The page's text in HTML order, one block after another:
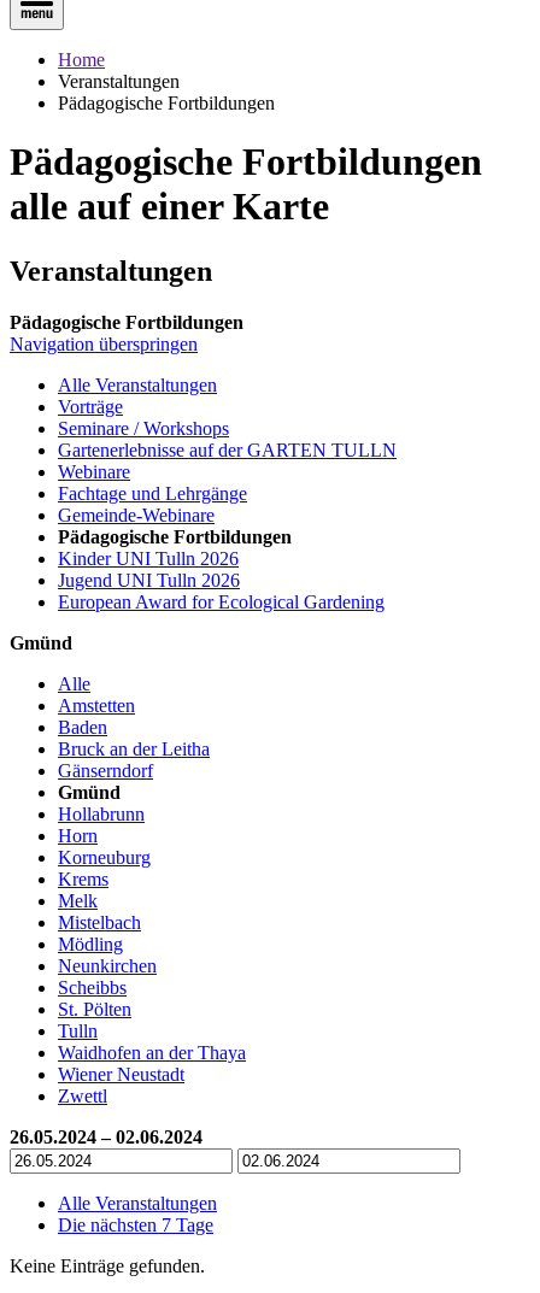
Home
Veranstaltungen
Pädagogische Fortbildungen
Pädagogische Fortbildungen
alle auf einer Karte
Veranstaltungen
Pädagogische Fortbildungen
Navigation überspringen
Alle Veranstaltungen
Vorträge
Seminare / Workshops
Gartenerlebnisse auf der GARTEN TULLN
Webinare
Fachtage und Lehrgänge
Gemeinde-Webinare
Pädagogische Fortbildungen
Kinder UNI Tulln 2026
Jugend UNI Tulln 2026
European Award for Ecological Gardening
Gmünd
Alle
Amstetten
Baden
Bruck an der Leitha
Gänserndorf
Gmünd
Hollabrunn
Horn
Korneuburg
Krems
Melk
Mistelbach
Mödling
Neunkirchen
Scheibbs
St. Pölten
Tulln
Waidhofen an der Thaya
Wiener Neustadt
Zwettl
26.05.2024 – 02.06.2024
Alle Veranstaltungen
Die nächsten 7 Tage
Keine Einträge gefunden.